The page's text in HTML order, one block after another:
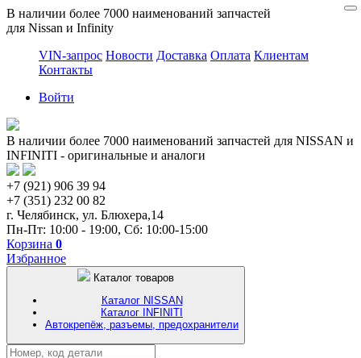
В наличии более 7000 наименований запчастей
для Nissan и Infinity
VIN-запрос Новости Доставка Оплата Клиентам
Контакты
Войти
В наличии более 7000 наименований запчастей для NISSAN и
INFINITI - оригинальные и аналоги
+7 (921) 906 39 94
+7 (351) 232 00 82
г. Челябинск, ул. Блюхера,14
Пн-Пт: 10:00 - 19:00, Сб: 10:00-15:00
Корзина 0
Избранное
Каталог товаров
Каталог NISSAN
Каталог INFINITI
Автокрепёж, разъемы, предохранители